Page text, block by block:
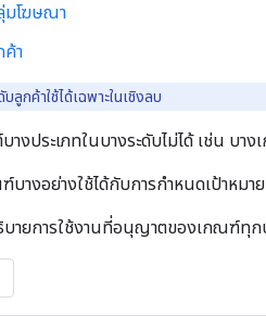
มโฆษณา
ค้า
ลูกค้าใช้ได้เฉพาะในเชิงลบ
งประเภทในบางระดับไม่ได้ เช่น บา
างอย่างใช้ได้กับการกำหนดเป้าหมา
บายการใช้งานที่อนุญาตของเกณฑ์ทุก